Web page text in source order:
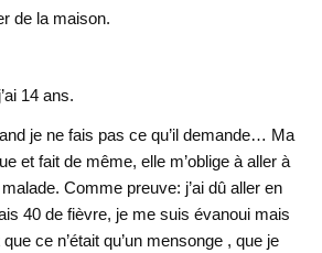
de la maison.
14 ans.
je ne fais pas ce qu’il demande… Ma
et fait de même, elle m’oblige à aller à
Comme preuve: j’ai dû aller en
40 de fièvre, je me suis évanoui mais
ce n’était qu’un mensonge , que je